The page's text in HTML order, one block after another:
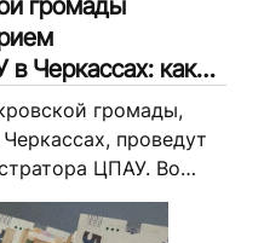
Черкассах: какие
громады,
проведут
ЦПАУ. Во
в частности
за